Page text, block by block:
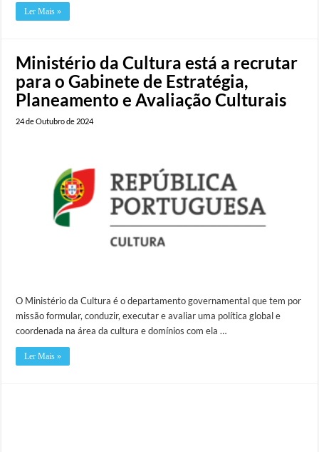
Ler Mais »
Ministério da Cultura está a recrutar
para o Gabinete de Estratégia,
Planeamento e Avaliação Culturais
24 de Outubro de 2024
O Ministério da Cultura é o departamento governamental que tem por
missão formular, conduzir, executar e avaliar uma política global e
coordenada na área da cultura e domínios com ela …
Ler Mais »